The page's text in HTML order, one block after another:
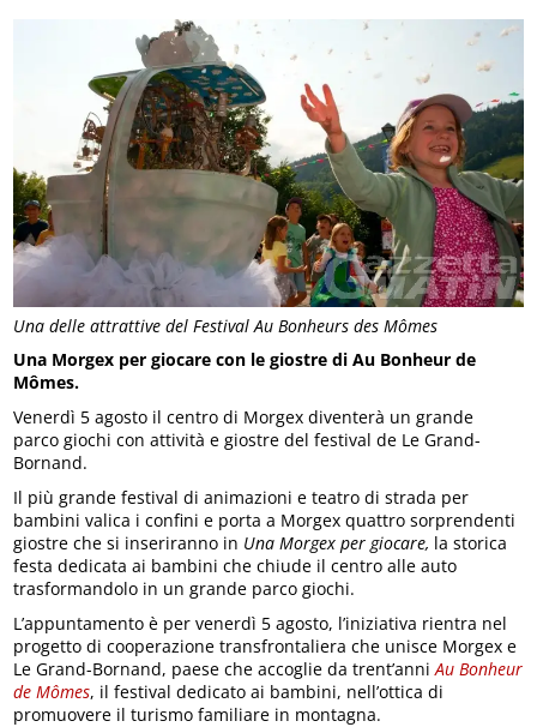
Una delle attrattive del Festival Au Bonheurs des Mômes
Una Morgex per giocare con le giostre di Au Bonheur de
Mômes.
Venerdì 5 agosto il centro di Morgex diventerà un grande
parco giochi con attività e giostre del festival de Le Grand-
Bornand.
Il più grande festival di animazioni e teatro di strada per
bambini valica i confini e porta a Morgex quattro sorprendenti
giostre che si inseriranno in Una Morgex per giocare, la storica
festa dedicata ai bambini che chiude il centro alle auto
trasformandolo in un grande parco giochi.
L’appuntamento è per venerdì 5 agosto, l’iniziativa rientra nel
progetto di cooperazione transfrontaliera che unisce Morgex e
Le Grand-Bornand, paese che accoglie da trent’anni Au Bonheur
de Mômes, il festival dedicato ai bambini, nell’ottica di
promuovere il turismo familiare in montagna.